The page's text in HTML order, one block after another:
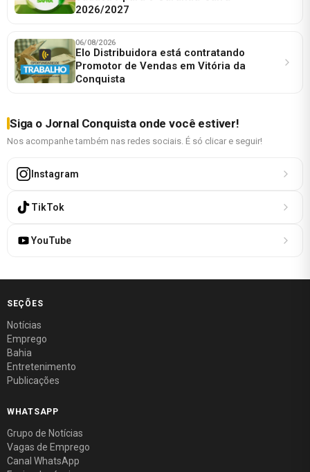
2026/2027
06/08/2026
Elo Distribuidora está contratando
Promotor de Vendas em Vitória da
Conquista
Siga o Jornal Conquista onde você estiver!
Nos acompanhe também nas redes sociais. É só clicar e seguir!
Instagram
TikTok
YouTube
SEÇÕES
Notícias
Emprego
Bahia
Entretenimento
Publicações
WHATSAPP
Grupo de Notícias
Vagas de Emprego
Canal WhatsApp